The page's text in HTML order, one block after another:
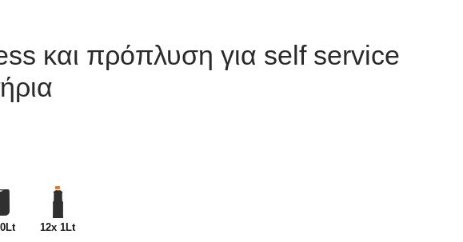
και πρόπλυση για self service
12x 1Lt